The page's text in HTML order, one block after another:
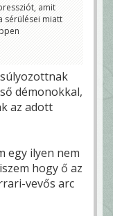
amit
sérülései miatt
démonokkal,
az adott
egy ilyen nem
hogy ő az
vevős arc